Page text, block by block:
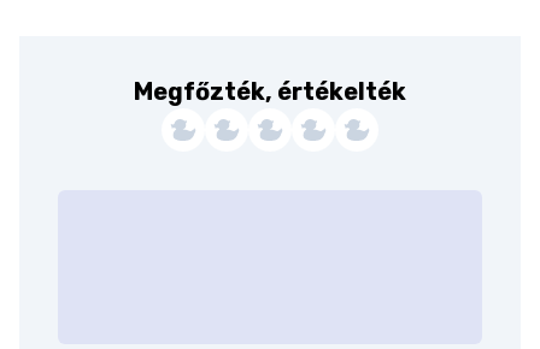
Megfőzték, értékelték